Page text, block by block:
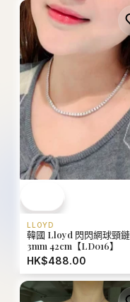
LLOYD
韓國 Lloyd 閃閃網球頸鏈
3mm 42cm【LD016】
HK$488.00